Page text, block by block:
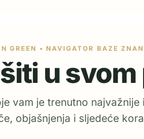
GREEN • NAVIGATOR BAZE
u
vam je trenutno
objašnjenja i sljedeće